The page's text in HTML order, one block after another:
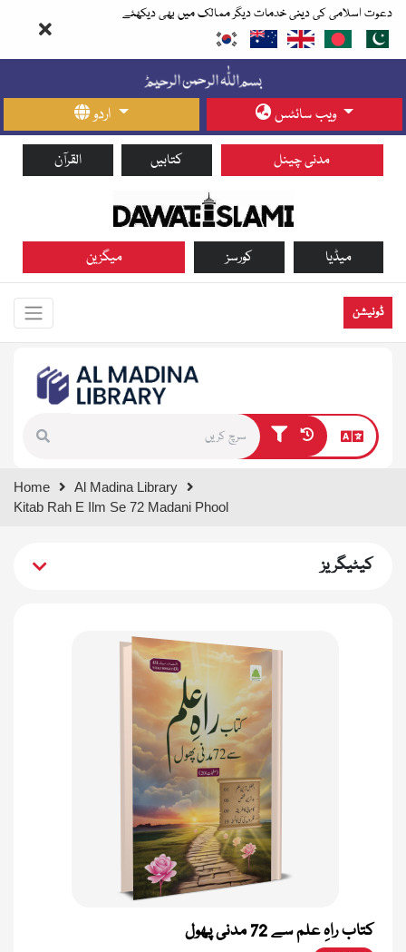
دعوت اسلامی کی دینی خدمات دیگر ممالک میں بھی دیکھئے
اردو ویب سائٹس
القرآن کتابیں مدنی چینل
میگزین کورسز میڈیا
ڈونیشن
results.
Home
Al Madina Library
Kitab Rah E Ilm Se 72 Madani Phool
کیٹیگریز
کتاب راہِ علم سے 72 مدنی پھول